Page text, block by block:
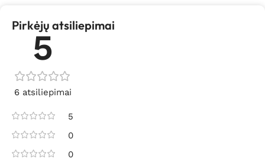
Pirkėjų atsiliepimai
5
6 atsiliepimai
5
0
0